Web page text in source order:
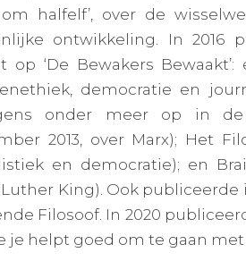
halfelf’, over de
ontwikkeling. In 2016
op ‘De Bewakers
democratie en
onder meer op in de
2013, over Marx); Het
en democratie); en
King). Ook publiceerde
Filosoof. In 2020
je helpt goed om te gaan met